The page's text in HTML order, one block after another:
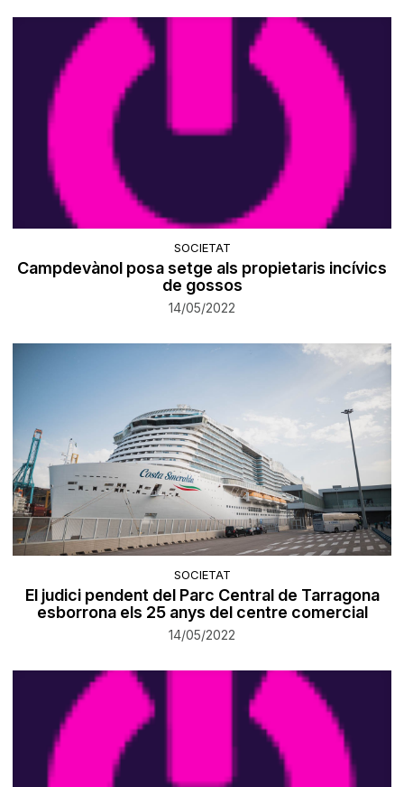
SOCIETAT
​Campdevànol posa setge als propietaris incívics
de gossos
14/05/2022
SOCIETAT
El judici pendent del Parc Central de Tarragona
esborrona els 25 anys del centre comercial
14/05/2022